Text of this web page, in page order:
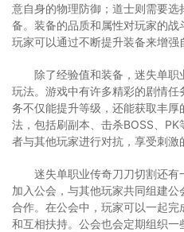
意自身的物理防御；道士则需要
备。装备的品质和属性对玩家的
玩家可以通过不断提升装备来增强
除了经验值和装备，迷失单
玩法。游戏中有许多精彩的剧情
务不仅能提升等级，还能获取丰
法，包括刷副本、击杀BOSS、
者与其他玩家进行对抗，享受刺激
迷失单职业传奇刀刀切割还有
加入公会，与其他玩家共同组建
合作。在公会中，玩家可以一起
和互相扶持。公会也会定期组织一